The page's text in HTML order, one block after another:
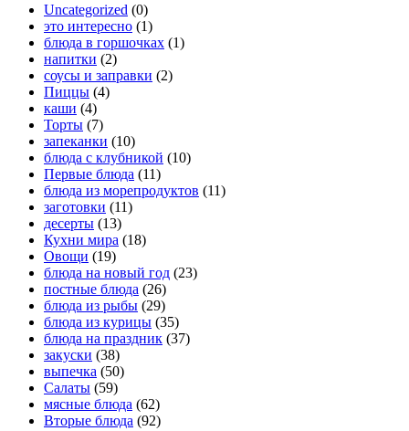
Uncategorized (0)
это интересно (1)
блюда в горшочках (1)
напитки (2)
соусы и заправки (2)
Пиццы (4)
каши (4)
Торты (7)
запеканки (10)
блюда с клубникой (10)
Первые блюда (11)
блюда из морепродуктов (11)
заготовки (11)
десерты (13)
Кухни мира (18)
Овощи (19)
блюда на новый год (23)
постные блюда (26)
блюда из рыбы (29)
блюда из курицы (35)
блюда на праздник (37)
закуски (38)
выпечка (50)
Салаты (59)
мясные блюда (62)
Вторые блюда (92)